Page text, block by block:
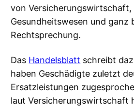
von Versicherungswirtschaft,
Gesundheitswesen und ganz
Rechtsprechung.
Das Handelsblatt schreibt
haben Geschädigte zuletzt
Ersatzleistungen
laut Versicherungswirtschaft